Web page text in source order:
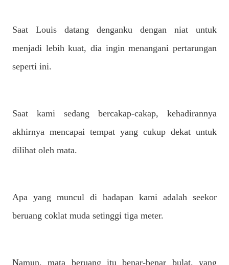
Saat Louis datang denganku dengan niat untuk
menjadi lebih kuat, dia ingin menangani pertarungan
seperti ini.
Saat kami sedang bercakap-cakap, kehadirannya
akhirnya mencapai tempat yang cukup dekat untuk
dilihat oleh mata.
Apa yang muncul di hadapan kami adalah seekor
beruang coklat muda setinggi tiga meter.
Namun, mata beruang itu benar-benar bulat, yang